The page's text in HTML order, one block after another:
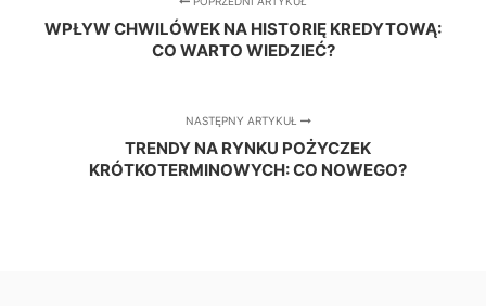
WPŁYW CHWILÓWEK NA HISTORIĘ KREDYTOWĄ:
CO WARTO WIEDZIEĆ?
NASTĘPNY ARTYKUŁ
TRENDY NA RYNKU POŻYCZEK
KRÓTKOTERMINOWYCH: CO NOWEGO?